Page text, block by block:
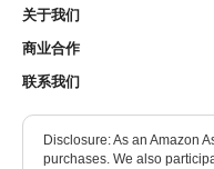
关于我们
商业合作
联系我们
Disclosure: As an Amazon
purchases. We also